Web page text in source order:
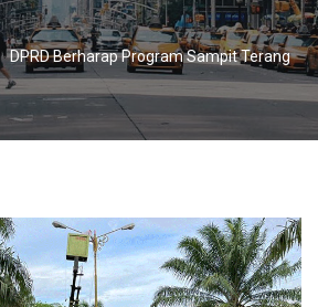
-DPRD Berharap Program Sampit Terang